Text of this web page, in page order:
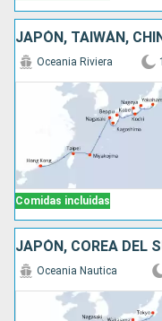
JAPÓN, TAIWÁN,
Comidas incluidas
Oceania Riviera
JAPÓN, COREA DEL
Oceania Nautica